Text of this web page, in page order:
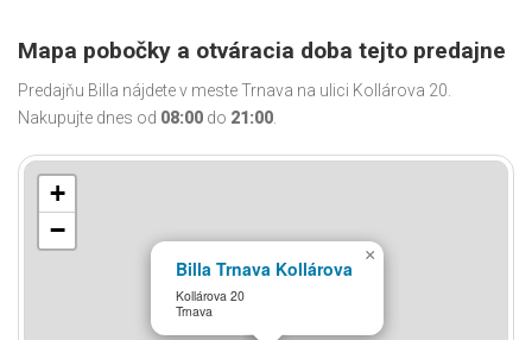
Mapa pobočky a otváracia doba tejto predajne
Predajňu Billa nájdete v meste Trnava na ulici Kollárova 20.
Nakupujte dnes od 08:00 do 21:00
Billa Trnava Kollárova
Kollárova 20
Trnava
×
+
−